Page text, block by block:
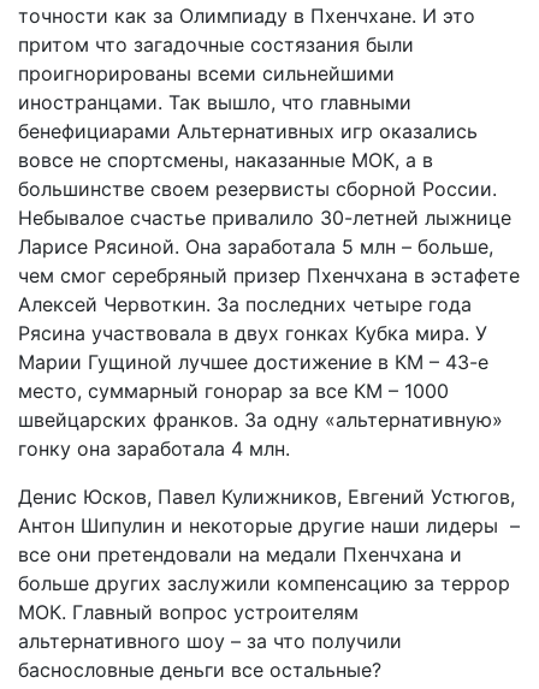
точности как за Олимпиаду в Пхенчхане. И это
притом что загадочные состязания были
проигнорированы всеми сильнейшими
иностранцами. Так вышло, что главными
бенефициарами Альтернативных игр оказались
вовсе не спортсмены, наказанные МОК, а в
большинстве своем резервисты сборной России.
Небывалое счастье привалило 30-летней лыжнице
Ларисе Рясиной. Она заработала 5 млн – больше,
чем смог серебряный призер Пхенчхана в эстафете
Алексей Червоткин. За последних четыре года
Рясина участвовала в двух гонках Кубка мира. У
Марии Гущиной лучшее достижение в КМ – 43-е
место, суммарный гонорар за все КМ – 1000
швейцарских франков. За одну «альтернативную»
гонку она заработала 4 млн.
Денис Юсков, Павел Кулижников, Евгений Устюгов,
Антон Шипулин и некоторые другие наши лидеры –
все они претендовали на медали Пхенчхана и
больше других заслужили компенсацию за террор
МОК. Главный вопрос устроителям
альтернативного шоу – за что получили
баснословные деньги все остальные?